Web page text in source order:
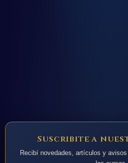
Suscribite a
Recibí novedades, artículos y